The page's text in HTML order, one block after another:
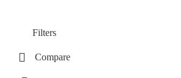
Filters
Compare